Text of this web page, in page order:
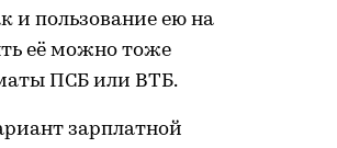
и пользование ею на
её можно тоже
ПСБ или ВТБ.
зарплатной